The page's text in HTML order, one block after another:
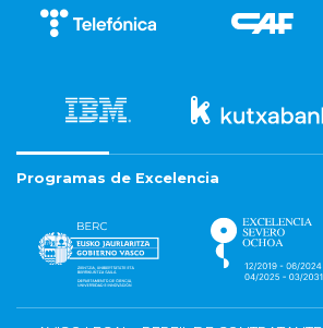
Programas de Excelencia